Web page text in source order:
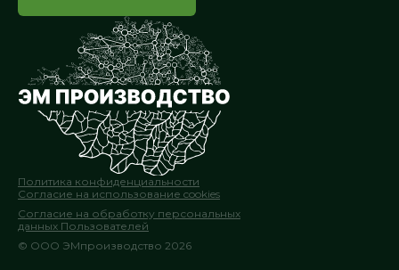
Политика конфиденциальности
Согласие на использование cookies
Согласие на обработку персональных
данных Пользователей
© ООО ЭМпроизводство 2026